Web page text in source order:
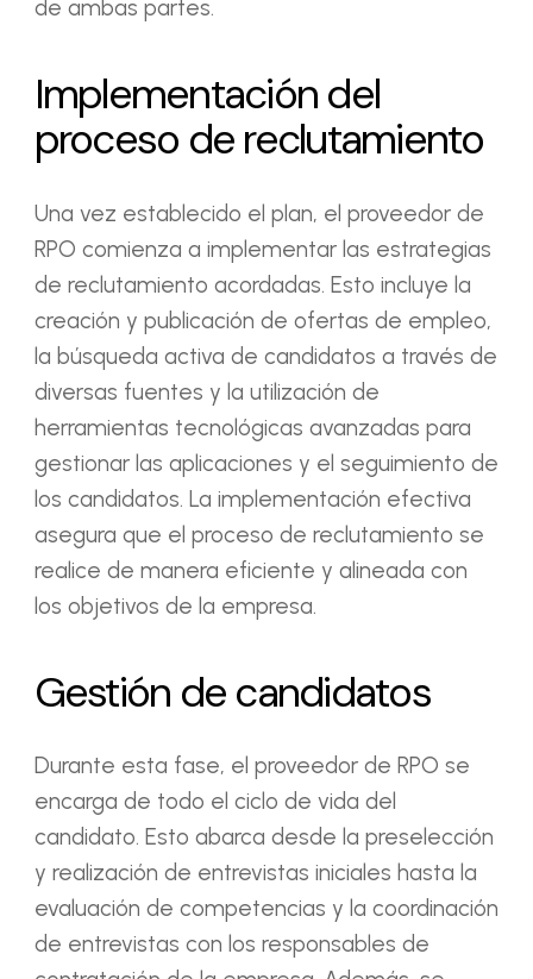
de ambas partes.
Implementación del
proceso de reclutamiento
Una vez establecido el plan, el proveedor de
RPO comienza a implementar las estrategias
de reclutamiento acordadas. Esto incluye la
creación y publicación de ofertas de empleo,
la búsqueda activa de candidatos a través de
diversas fuentes y la utilización de
herramientas tecnológicas avanzadas para
gestionar las aplicaciones y el seguimiento de
los candidatos. La implementación efectiva
asegura que el proceso de reclutamiento se
realice de manera eficiente y alineada con
los objetivos de la empresa.
Gestión de candidatos
Durante esta fase, el proveedor de RPO se
encarga de todo el ciclo de vida del
candidato. Esto abarca desde la preselección
y realización de entrevistas iniciales hasta la
evaluación de competencias y la coordinación
de entrevistas con los responsables de